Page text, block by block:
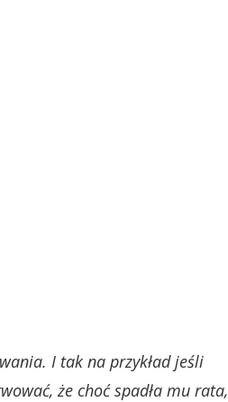
I tak na przykład jeśli
że choć spadła mu rata,